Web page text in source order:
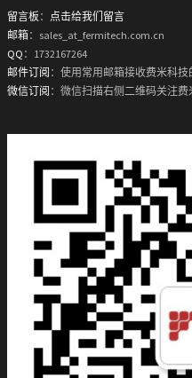
留言板 ： 点击给我们留言
邮箱：sales_at_fermitech.com.cn
QQ ：1732167264
邮件订阅 ：使用常用邮箱接收费米科技
微信订阅 ：微信扫描右侧二维码关注